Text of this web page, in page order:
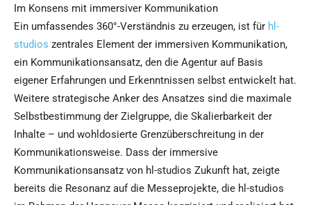
Im Konsens mit immersiver Kommunikation
Ein umfassendes 360°-Verständnis zu erzeugen, ist für hl-
studios zentrales Element der immersiven Kommunikation,
ein Kommunikationsansatz, den die Agentur auf Basis
eigener Erfahrungen und Erkenntnissen selbst entwickelt hat.
Weitere strategische Anker des Ansatzes sind die maximale
Selbstbestimmung der Zielgruppe, die Skalierbarkeit der
Inhalte – und wohldosierte Grenzüberschreitung in der
Kommunikationsweise. Dass der immersive
Kommunikationsansatz von hl-studios Zukunft hat, zeigte
bereits die Resonanz auf die Messeprojekte, die hl-studios